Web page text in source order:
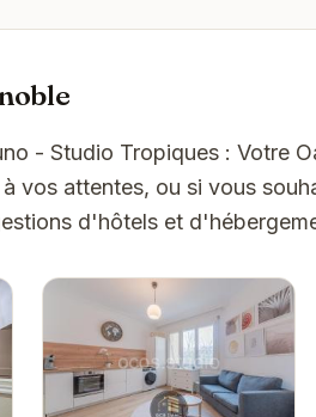
- Studio Tropiques : Votre
vos attentes, ou si vous
d'hôtels et